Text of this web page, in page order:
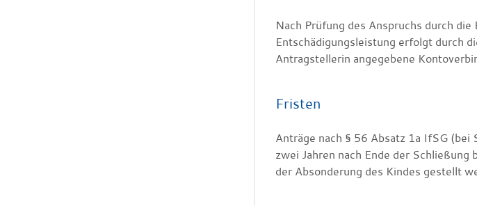
Nach Prüfung des Anspruchs durch
Entschädigungsleistung erfolgt durch
Antragstellerin angegebene
Fristen
Anträge nach § 56 Absatz 1a IfSG
zwei Jahren nach Ende der
der Absonderung des Kindes gestellt